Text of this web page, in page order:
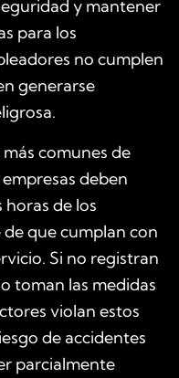
y mantener
para los
no cumplen
generarse
comunes de
deben
de los
que cumplan con
Si no registran
toman las medidas
violan estos
de accidentes
parcialmente